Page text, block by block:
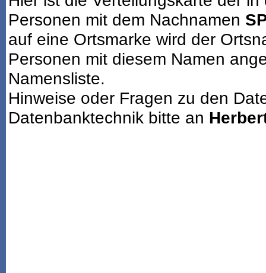
Personen mit dem Nachnamen
auf eine Ortsmarke wird der
Personen mit diesem Namen
Namensliste.
Hinweise oder Fragen zu den
Datenbanktechnik bitte an